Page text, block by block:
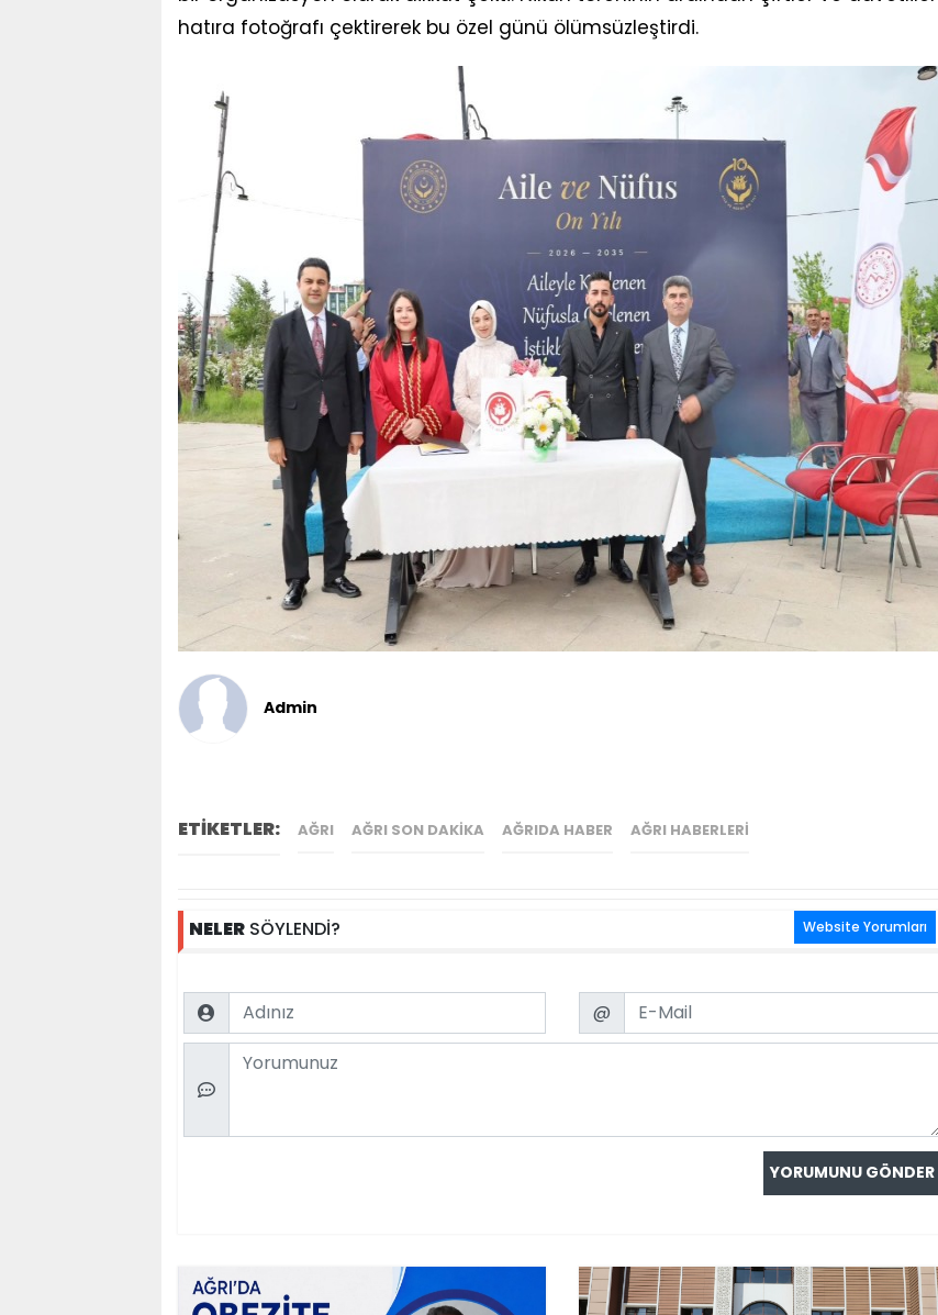
hatıra fotoğrafı çektirerek bu özel günü ölümsüzleştirdi.
Admin
ETİKETLER: AĞRI AĞRI SON DAKIKA AĞRIDA HABER AĞRI HABERLERI
NELER SÖYLENDİ? Website Yorumları
Name Email
@
Comment